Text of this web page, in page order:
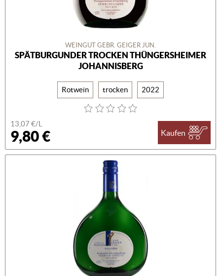
WEINGUT GEBR. GEIGER JUN.
SPÄTBURGUNDER TROCKEN THÜNGERSHEIMER
JOHANNISBERG
Rotwein trocken 2022
13,07 €/L
9,80 € Kaufen